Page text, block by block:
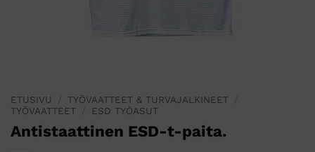
ETUSIVU TYÖVAATTEET & TURVAJALKINEET
TYÖVAATTEET
ESD TYÖASUT
Antistaattinen ESD-t-paita.